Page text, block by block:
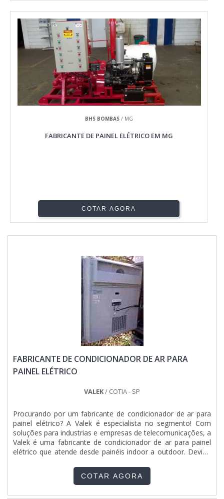
BHS BOMBAS/ MG
FABRICANTE DE PAINEL ELÉTRICO EM MG
COTAR AGORA
FABRICANTE DE CONDICIONADOR DE AR PARA
PAINEL ELÉTRICO
VALEK/ COTIA - SP
Procurando por um fabricante de condicionador de ar para
painel elétrico? A Valek é especialista no segmento! Com
soluções para industrias e empresas de telecomunicações, a
Valek é uma fabricante de condicionador de ar para painel
elétrico que atende desde painéis indoor a outdoor. Devido
do ar condicionado, pode ocorrer parada no funcionamento
de alguns componentes internos do painel....
COTAR AGORA